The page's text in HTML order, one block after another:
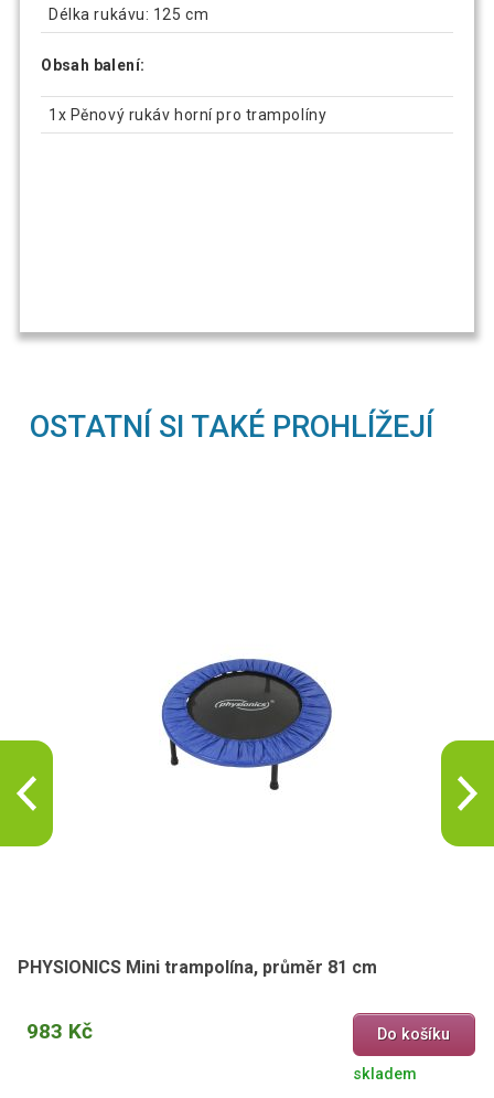
Délka rukávu: 125 cm
Obsah balení:
1x Pěnový rukáv horní pro trampolíny
OSTATNÍ SI TAKÉ PROHLÍŽEJÍ
PHYSIONICS Mini trampolína, průměr 81 cm
983 Kč Do košíku
skladem